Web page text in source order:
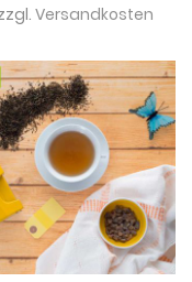
Versandkosten